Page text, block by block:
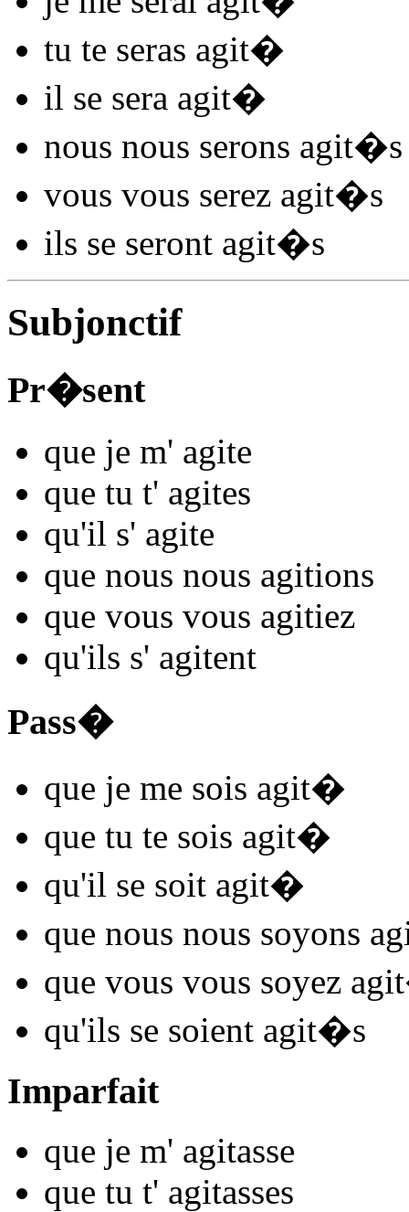
tu te seras agit�
il se sera agit�
nous nous serons agit�s
vous vous serez agit�s
ils se seront agit�s
Subjonctif
Pr�sent
que je m' agite
que tu t' agites
qu'il s' agite
que nous nous agitions
que vous vous agitiez
qu'ils s' agitent
Pass�
que je me sois agit�
que tu te sois agit�
qu'il se soit agit�
que nous nous soyons
que vous vous soyez agit
qu'ils se soient agit�s
Imparfait
que je m' agitasse
que tu t' agitasses